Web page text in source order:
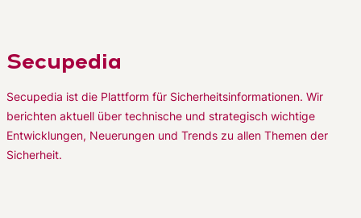
Secupedia
Secupedia ist die Plattform für Sicherheitsinformationen. Wir
berichten aktuell über technische und strategisch wichtige
Entwicklungen, Neuerungen und Trends zu allen Themen der
Sicherheit.